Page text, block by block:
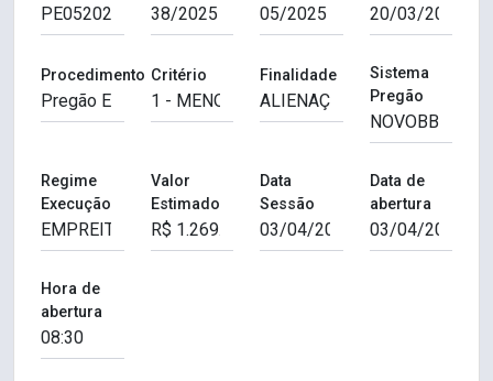
Procedimento Critério Finalidade
Sistema
Pregão
Regime
Execução
Valor
Estimado
Data
Sessão
Data de
abertura
Hora de
abertura